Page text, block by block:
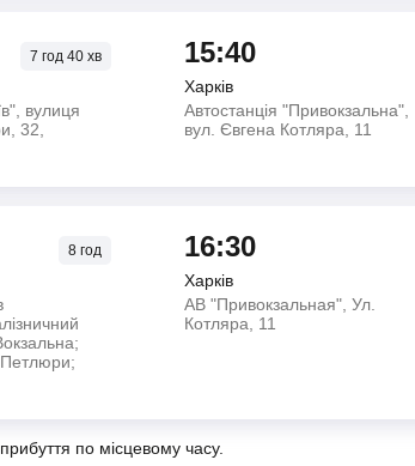
7 год40 хв
вулиця
32,
15:40
Харків
Автостанція "Привокзальна",
вул. Євгена Котляра, 11
8 год 16:30
Харків
АВ "Привокзальная", Ул.
Котляра, 11
по місцевому часу.